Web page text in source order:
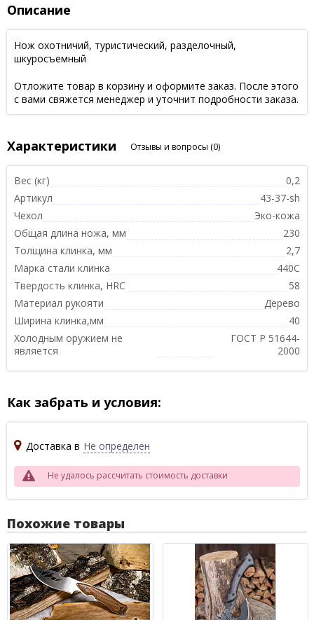
Описание
Нож охотничий, туристический, разделочный,
шкуросъемный
Отложите товар в корзину и оформите заказ. После этого
с вами свяжется менеджер и уточнит подробности заказа.
Характеристики Отзывы и вопросы (0)
Вес (кг)
0,2
Артикул
43-37-sh
Чехол
Эко-кожа
Общая длина ножа, мм
230
Толщина клинка, мм
2,7
Марка стали клинка
440С
Твердость клинка, HRC
58
Материал рукояти
Дерево
Ширина клинка,мм
40
Холодным оружием не
является
ГОСТ Р 51644-
2000
Как забрать и условия:
Доставка в Не определен
Не удалось рассчитать стоимость доставки
Похожие товары